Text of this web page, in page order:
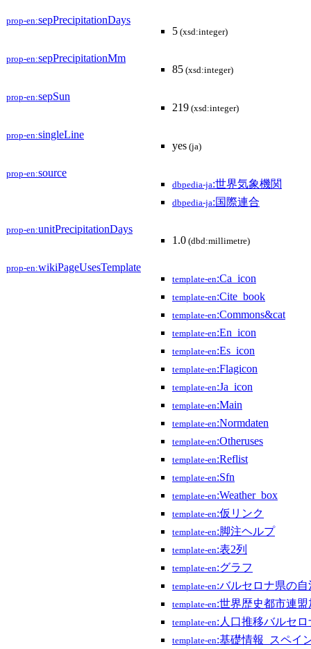
prop-en:sepPrecipitationDays
5 (xsd:integer)
prop-en:sepPrecipitationMm
85 (xsd:integer)
prop-en:sepSun
219 (xsd:integer)
prop-en:singleLine
yes (ja)
prop-en:source
dbpedia-ja:世界気象機関
dbpedia-ja:国際連合
prop-en:unitPrecipitationDays
1.0 (dbd:millimetre)
prop-en:wikiPageUsesTemplate
template-en:Ca_icon
template-en:Cite_book
template-en:Commons&cat
template-en:En_icon
template-en:Es_icon
template-en:Flagicon
template-en:Ja_icon
template-en:Main
template-en:Normdaten
template-en:Otheruses
template-en:Reflist
template-en:Sfn
template-en:Weather_box
template-en:仮リンク
template-en:脚注ヘルプ
template-en:表2列
template-en:グラフ
template-en:バルセロナ県の自
template-en:世界歴史都市連
template-en:人口推移バルセロ
template-en:基礎情報_スペイ